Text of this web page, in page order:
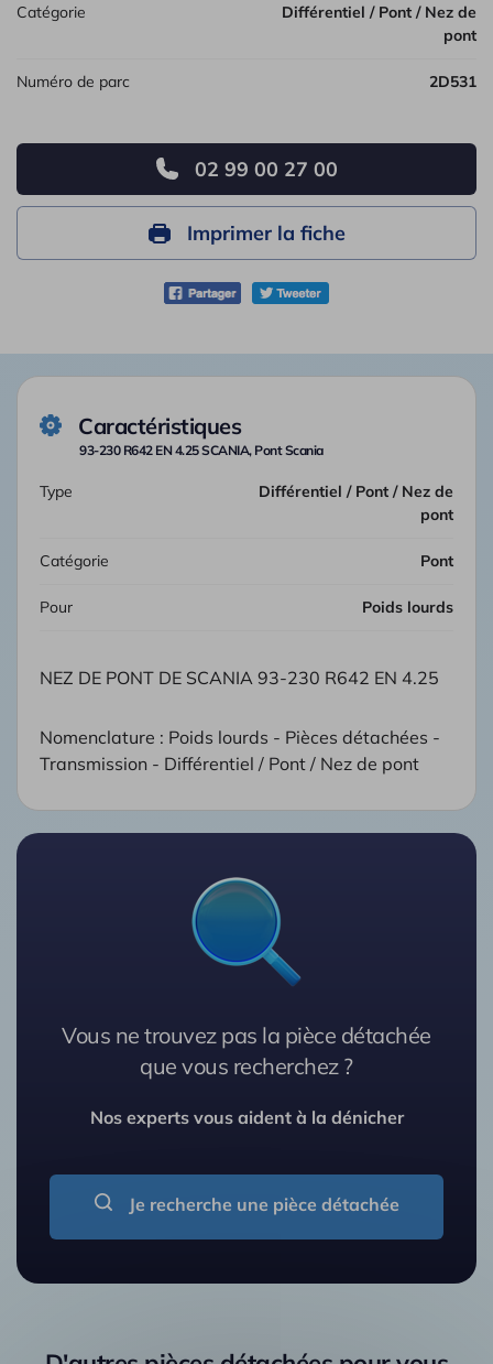
Catégorie
Différentiel / Pont / Nez de
pont
Numéro de parc 2D531
02 99 00 27 00
Imprimer la fiche
Caractéristiques
93-230 R642 EN 4.25 SCANIA, Pont Scania
Type
Différentiel / Pont / Nez de
pont
Catégorie Pont
Pour Poids lourds
NEZ DE PONT DE SCANIA 93-230 R642 EN 4.25
Nomenclature : Poids lourds - Pièces détachées -
Transmission - Différentiel / Pont / Nez de pont
Vous ne trouvez pas la pièce détachée
que vous recherchez ?
Nos experts vous aident à la dénicher
Je recherche une pièce détachée